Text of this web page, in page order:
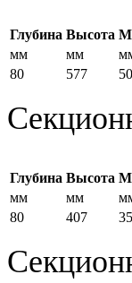
Глубина Высота
мм
мм
80
577
Глубина Высота
мм
мм
80
407